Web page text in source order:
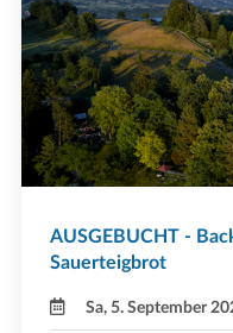
AUSGEBUCHT -
Sauerteigbrot
Sa, 5. September